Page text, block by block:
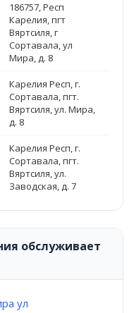
186757, Респ
Карелия, пгт
Вяртсиля, г
Сортавала, ул
Мира, д. 8
Карелия Респ, г.
Сортавала, пгт.
Вяртсиля, ул. Мира,
д. 8
Карелия Респ, г.
Сортавала, пгт.
Вяртсиля, ул.
Заводская, д. 7
обслуживает
ул